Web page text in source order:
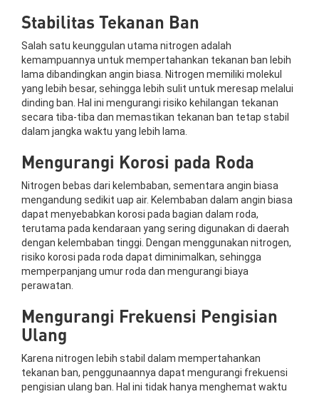
Stabilitas Tekanan Ban
Salah satu keunggulan utama nitrogen adalah
kemampuannya untuk mempertahankan tekanan ban lebih
lama dibandingkan angin biasa. Nitrogen memiliki molekul
yang lebih besar, sehingga lebih sulit untuk meresap melalui
dinding ban. Hal ini mengurangi risiko kehilangan tekanan
secara tiba-tiba dan memastikan tekanan ban tetap stabil
dalam jangka waktu yang lebih lama.
Mengurangi Korosi pada Roda
Nitrogen bebas dari kelembaban, sementara angin biasa
mengandung sedikit uap air. Kelembaban dalam angin biasa
dapat menyebabkan korosi pada bagian dalam roda,
terutama pada kendaraan yang sering digunakan di daerah
dengan kelembaban tinggi. Dengan menggunakan nitrogen,
risiko korosi pada roda dapat diminimalkan, sehingga
memperpanjang umur roda dan mengurangi biaya
perawatan.
Mengurangi Frekuensi Pengisian
Ulang
Karena nitrogen lebih stabil dalam mempertahankan
tekanan ban, penggunaannya dapat mengurangi frekuensi
pengisian ulang ban. Hal ini tidak hanya menghemat waktu